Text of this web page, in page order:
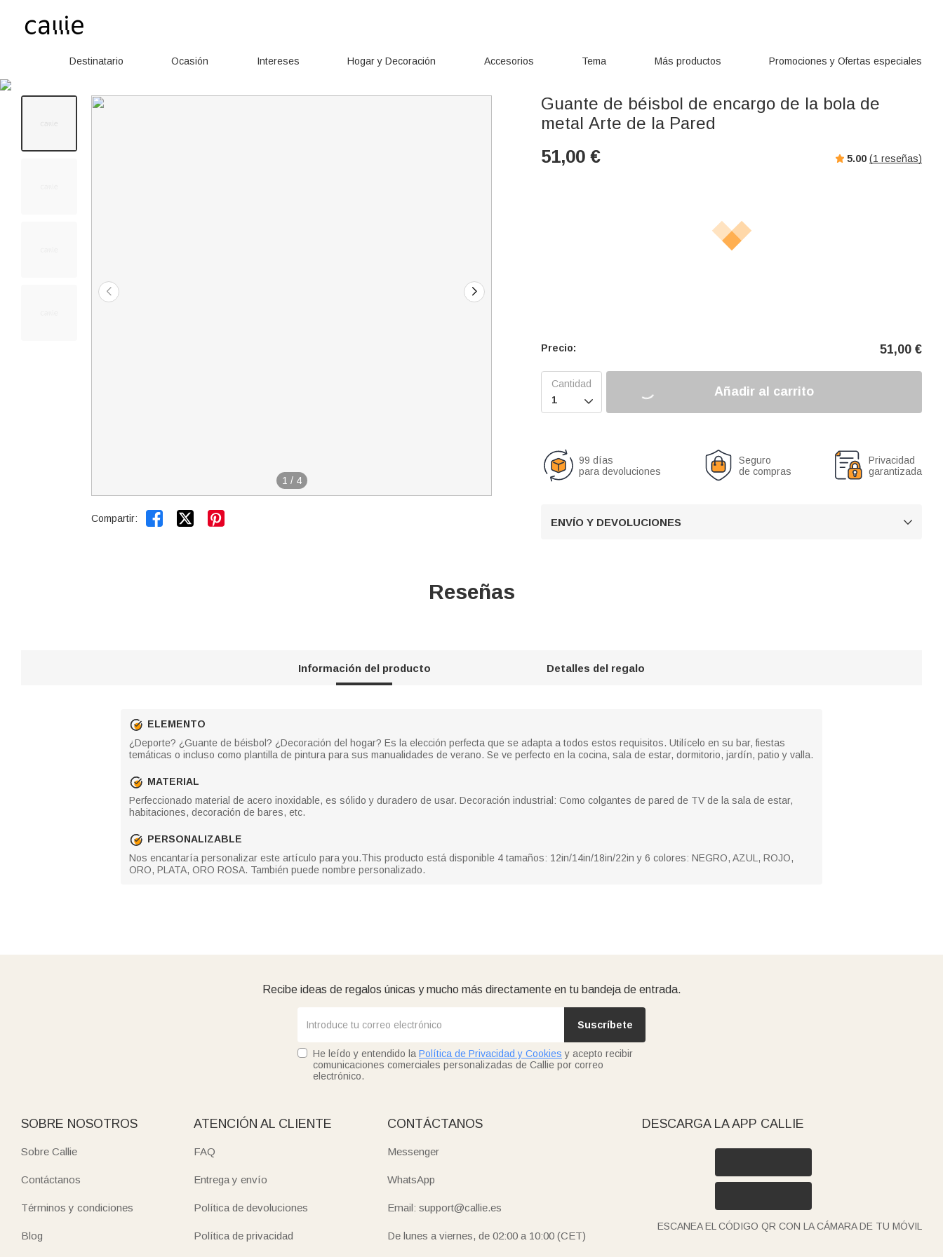
Destinatario Ocasión Intereses Hogar y Decoración Accesorios Tema Más productos Promociones y Ofertas especiales
1 / 4
Compartir:  
Guante de béisbol de encargo de la bola de
metal Arte de la Pared
51,00 € 5.00 (1 reseñas)
Precio: 51,00 €

Añadir al carrito
99 días
para devoluciones
Seguro
de compras
Privacidad
garantizada
ENVÍO Y DEVOLUCIONES 
Reseñas
Información del producto Detalles del regalo
ELEMENTO
¿Deporte? ¿Guante de béisbol? ¿Decoración del hogar? Es la elección perfecta que se adapta a todos estos requisitos. Utilícelo en su bar, fiestas
temáticas o incluso como plantilla de pintura para sus manualidades de verano. Se ve perfecto en la cocina, sala de estar, dormitorio, jardín, patio y valla.
MATERIAL
Perfeccionado material de acero inoxidable, es sólido y duradero de usar. Decoración industrial: Como colgantes de pared de TV de la sala de estar,
habitaciones, decoración de bares, etc.
PERSONALIZABLE
Nos encantaría personalizar este artículo para you.This producto está disponible 4 tamaños: 12in/14in/18in/22in y 6 colores: NEGRO, AZUL, ROJO,
ORO, PLATA, ORO ROSA. También puede nombre personalizado.
Recibe ideas de regalos únicas y mucho más directamente en tu bandeja de entrada.
Suscríbete
He leído y entendido la Política de Privacidad y Cookies y acepto recibir
comunicaciones comerciales personalizadas de Callie por correo
electrónico.
SOBRE NOSOTROS
Sobre Callie
Contáctanos
Términos y condiciones
Blog
ATENCIÓN AL CLIENTE
FAQ
Entrega y envío
Política de devoluciones
Política de privacidad
CONTÁCTANOS
Messenger
WhatsApp
Email: support@callie.es
De lunes a viernes, de 02:00 a 10:00 (CET)
DESCARGA LA APP CALLIE
ESCANEA EL CÓDIGO QR CON LA CÁMARA DE TU MÓVIL